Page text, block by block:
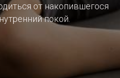
от накопившегося
покой.